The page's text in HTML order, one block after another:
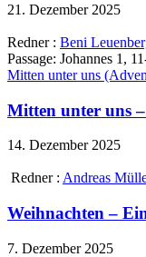
21. Dezember 2025
Redner : Beni
Passage: Johannes 1,
Mitten unter uns
Mitten unter uns
14. Dezember 2025
Redner : Andreas
Weihnachten –
7. Dezember 2025